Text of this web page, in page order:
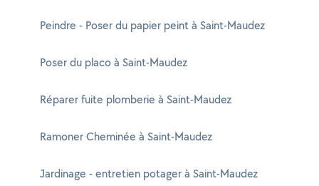
Peindre - Poser du papier peint à Saint-Maudez
Poser du placo à Saint-Maudez
Réparer fuite plomberie à Saint-Maudez
Ramoner Cheminée à Saint-Maudez
Jardinage - entretien potager à Saint-Maudez